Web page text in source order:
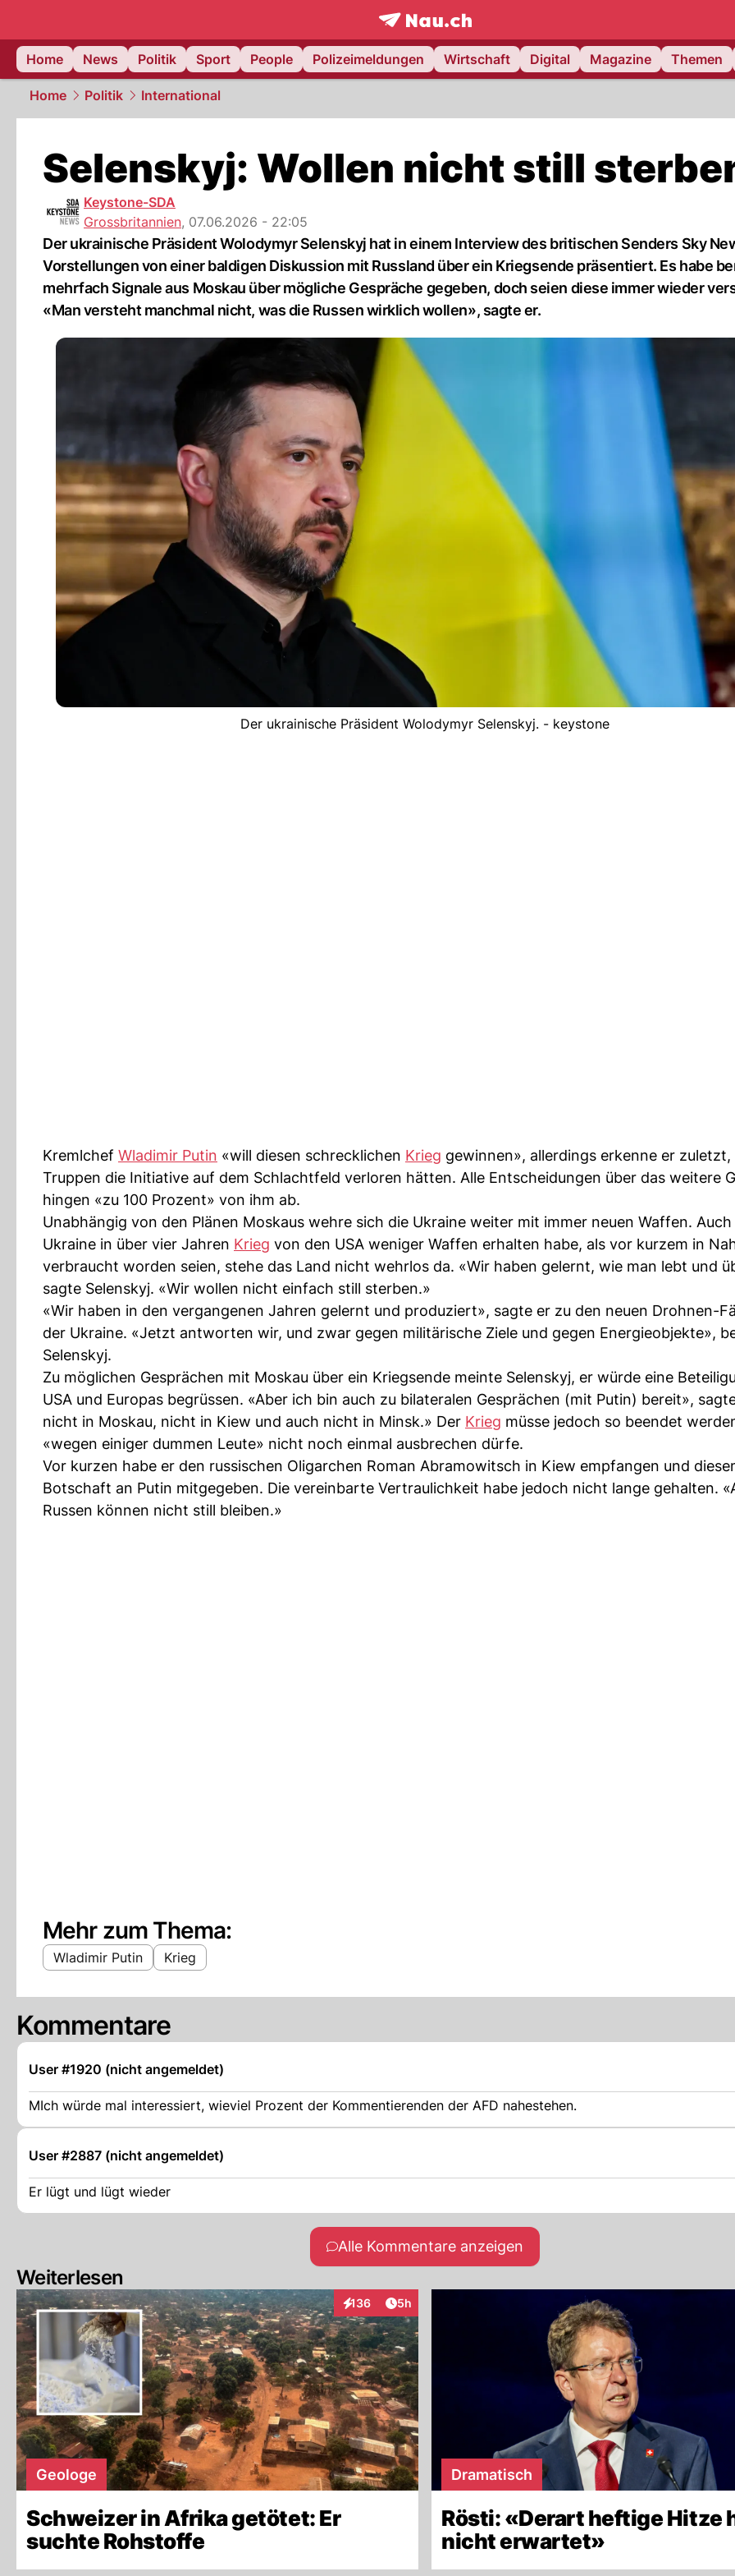
frontpage.NAU.ch
Home
News Politik Sport People Polizeimeldungen Wirtschaft Digital Magazine Themen
Home Politik International
Selenskyj: Wollen nicht still
Keystone-SDA
Grossbritannien, 07.06.2026 - 22:05
Der ukrainische Präsident Wolodymyr Selenskyj hat in einem Interview des britischen Senders Sky
Vorstellungen von einer baldigen Diskussion mit Russland über ein Kriegsende präsentiert. Es habe
mehrfach Signale aus Moskau über mögliche Gespräche gegeben, doch seien diese immer wieder
«Man versteht manchmal nicht, was die Russen wirklich wollen», sagte er.
Der ukrainische Präsident Wolodymyr Selenskyj. - keystone
Kremlchef Wladimir Putin «will diesen schrecklichen Krieg gewinnen», allerdings erkenne er zuletzt,
Truppen die Initiative auf dem Schlachtfeld verloren hätten. Alle Entscheidungen über das weitere
hingen «zu 100 Prozent» von ihm ab.
Unabhängig von den Plänen Moskaus wehre sich die Ukraine weiter mit immer neuen Waffen.
Ukraine in über vier Jahren Krieg von den USA weniger Waffen erhalten habe, als vor kurzem in
verbraucht worden seien, stehe das Land nicht wehrlos da. «Wir haben gelernt, wie man lebt und
sagte Selenskyj. «Wir wollen nicht einfach still sterben.»
«Wir haben in den vergangenen Jahren gelernt und produziert», sagte er zu den neuen Drohnen-
der Ukraine. «Jetzt antworten wir, und zwar gegen militärische Ziele und gegen Energieobjekte»,
Selenskyj.
Zu möglichen Gesprächen mit Moskau über ein Kriegsende meinte Selenskyj, er würde eine
USA und Europas begrüssen. «Aber ich bin auch zu bilateralen Gesprächen (mit Putin) bereit»,
nicht in Moskau, nicht in Kiew und auch nicht in Minsk.» Der Krieg müsse jedoch so beendet
«wegen einiger dummen Leute» nicht noch einmal ausbrechen dürfe.
Vor kurzen habe er den russischen Oligarchen Roman Abramowitsch in Kiew empfangen und
Botschaft an Putin mitgegeben. Die vereinbarte Vertraulichkeit habe jedoch nicht lange gehalten.
Russen können nicht still bleiben.»
Mehr zum Thema:
Wladimir Putin Krieg
Kommentare
User #1920 (nicht angemeldet)
MIch würde mal interessiert, wieviel Prozent der Kommentierenden der AFD nahestehen.
User #2887 (nicht angemeldet)
Er lügt und lügt wieder
Alle Kommentare anzeigen
Weiterlesen
136
InteraktionenArtikel veröffentlicht:
5h
Geologe
Schweizer in Afrika getötet: Er
suchte Rohstoffe
Dramatisch
Rösti: «Derart heftige Hitze
nicht erwartet»